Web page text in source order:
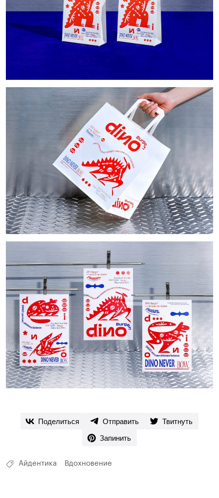
Поделиться Отправить
Твитнуть
Запинить
Айдентика Вдохновение